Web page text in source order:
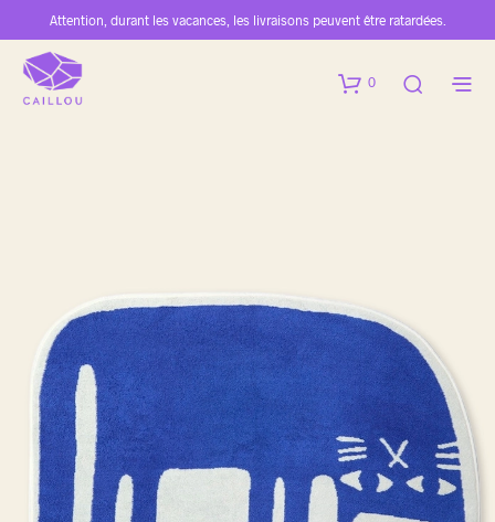
Attention, durant les vacances, les livraisons peuvent être ratardées.
0